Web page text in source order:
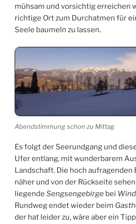
mühsam und vorsichtig erreichen
richtige Ort zum Durchatmen für
Seele baumeln zu lassen.
Abendstimmung schon zu Mittag
Es folgt der Seerundgang und
Ufer entlang, mit wunderbarem
Landschaft. Die hoch
näher und von der Rückseite
liegende Sengsengebirge bei
Rundweg endet wieder beim
der hat leider zu, wäre aber ein